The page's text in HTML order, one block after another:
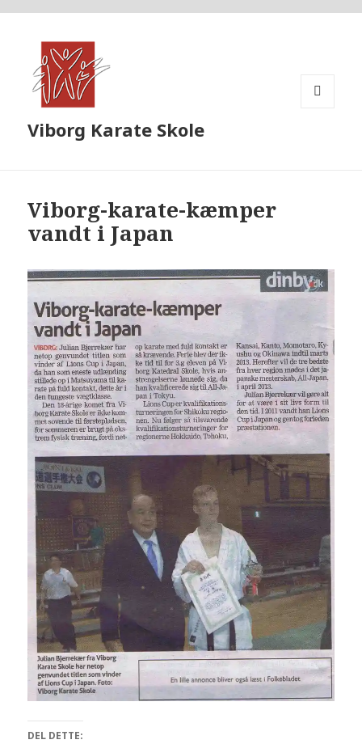
Viborg Karate Skole
Viborg-karate-kæmper
vandt i Japan
DEL DETTE: